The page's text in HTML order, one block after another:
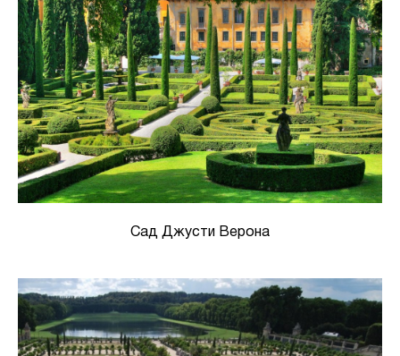
Сад Джусти Верона